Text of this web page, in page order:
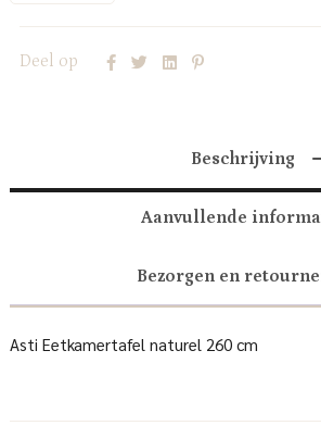
Deel op
Beschrijving
Aanvullende
Bezorgen en
Asti Eetkamertafel naturel 260 cm